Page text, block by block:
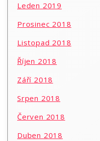
Leden 2019
Prosinec 2018
Listopad 2018
Říjen 2018
Září 2018
Srpen 2018
Červen 2018
Duben 2018